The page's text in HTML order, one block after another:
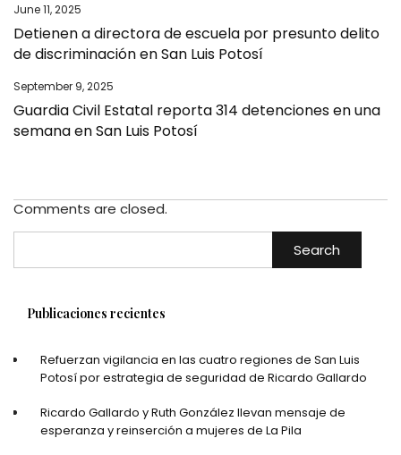
June 11, 2025
Detienen a directora de escuela por presunto delito
de discriminación en San Luis Potosí
September 9, 2025
Guardia Civil Estatal reporta 314 detenciones en una
semana en San Luis Potosí
Comments are closed.
Search
Publicaciones recientes
Refuerzan vigilancia en las cuatro regiones de San Luis
Potosí por estrategia de seguridad de Ricardo Gallardo
Ricardo Gallardo y Ruth González llevan mensaje de
esperanza y reinserción a mujeres de La Pila